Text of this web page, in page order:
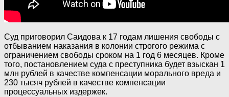
Суд приговорил Саидова к 17 годам лишения свободы с
отбыванием наказания в колонии строгого режима с
ограничением свободы сроком на 1 год 6 месяцев. Кроме
того, постановлением суда с преступника будет взыскан 1
млн рублей в качестве компенсации морального вреда и
230 тысяч рублей в качестве компенсации
процессуальных издержек.